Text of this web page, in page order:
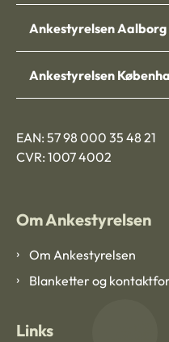
Ankestyrelsen Aalborg
Ankestyrelsen
EAN: 57 98 000 35 48 21
CVR: 1007 4002
Om Ankestyrelsen
Om Ankestyrelsen
Blanketter og
Links